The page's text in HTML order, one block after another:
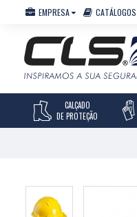
EMPRESA CATÁLOGOS
CALÇADO
DE PROTEÇÃO